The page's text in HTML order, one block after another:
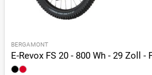
BERGAMONT
E-Revox FS 20 - 800 Wh - 29 Zoll -